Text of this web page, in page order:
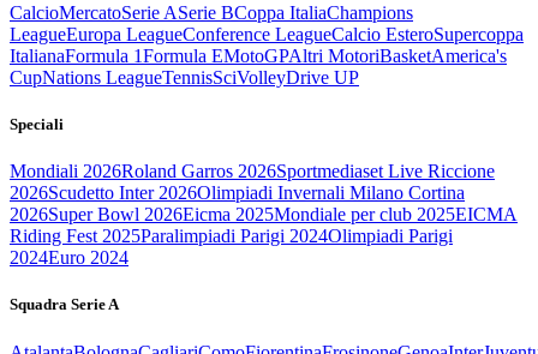
CalcioMercatoSerie ASerie BCoppa ItaliaChampions
LeagueEuropa LeagueConference LeagueCalcio EsteroSupercoppa
ItalianaFormula 1Formula EMotoGPAltri MotoriBasketAmerica's
CupNations LeagueTennisSciVolleyDrive UP
Speciali
Mondiali 2026Roland Garros 2026Sportmediaset Live Riccione
2026Scudetto Inter 2026Olimpiadi Invernali Milano Cortina
2026Super Bowl 2026Eicma 2025Mondiale per club 2025EICMA
Riding Fest 2025Paralimpiadi Parigi 2024Olimpiadi Parigi
2024Euro 2024
Squadra Serie A